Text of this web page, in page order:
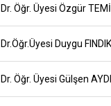
Dr. Öğr. Üyesi Özgür
Dr.Öğr.Üyesi Duygu
Dr. Öğr. Üyesi Gülşen